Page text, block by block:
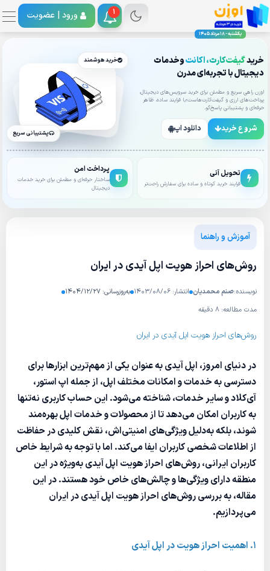
یکشنبه - 18 مرداد 1405
1 ورود | عضویت
خریدگیفت‌کارت، اکانتوخدمات
دیجیتال با تجربه‌ای مدرن
اوزن راهی سریع و مطمئن برای خرید سرویس‌های دیجیتال،
پرداخت‌های ارزی و گیفت‌کارت‌هاست؛با فرایند ساده، ظاهر
حرفه‌ای و پشتیبانی پاسخ‌گو.
شروع خرید دانلود اپ
خرید هوشمند
پشتیبانی سریع
تحویل آنی
فرایند خرید کوتاه و ساده برای سفارش راحت‌تر
پرداخت امن
ساختار حرفه‌ای و مطمئن برای خرید خدمات
دیجیتال
آموزش و راهنما
روش‌های احراز هویت اپل آیدی در ایران
نویسنده:صنم محمدیان انتشار: ۱۴۰۳/۰۸/۰۶
به‌روزرسانی: ۱۴۰۴/۱۲/۲۷
مدت مطالعه: ۸ دقیقه
روش‌های احراز هویت اپل آیدی در ایران
در دنیای امروز، اپل آیدی به عنوان یکی از مهم‌ترین ابزارها برای
دسترسی به خدمات و امکانات مختلف اپل، از جمله اپ استور،
آی‌کلاد و سایر خدمات، شناخته می‌شود. این حساب کاربری نه‌تنها
به کاربران امکان می‌دهد تا از محصولات و خدمات اپل بهره‌مند
شوند، بلکه به‌دلیل ویژگی‌های امنیتی‌اش، نقش کلیدی در حفاظت
از اطلاعات شخصی کاربران ایفا می‌کند. اما با توجه به شرایط خاص
کاربران ایرانی، روش‌های احراز هویت اپل آیدی به‌ویژه در این
منطقه دارای ویژگی‌ها و چالش‌های خاص خود هستند. در این
مقاله، به بررسی روش‌های احراز هویت اپل آیدی در ایران
می‌پردازیم.
۱. اهمیت احراز هویت در اپل آیدی